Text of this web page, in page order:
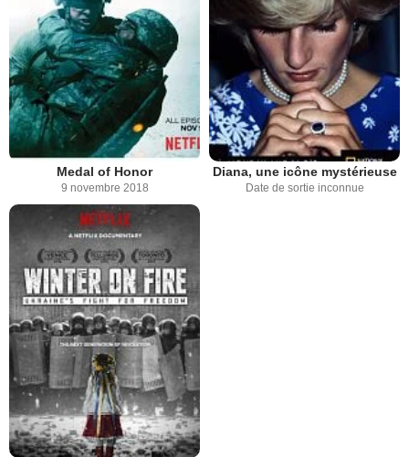
Medal of Honor
9 novembre 2018
Diana, une icône mystérieuse
Date de sortie inconnue